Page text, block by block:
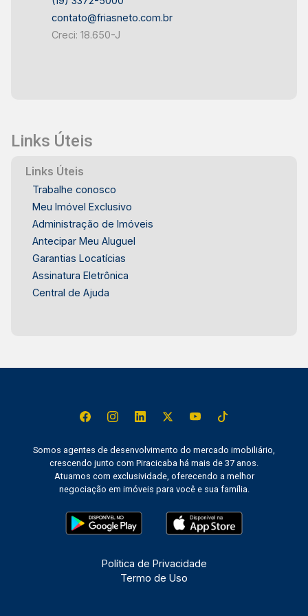
contato@friasneto.com.br
Creci: 18.650-J
Links Úteis
Links Úteis
Trabalhe conosco
Meu Imóvel Exclusivo
Administração de Imóveis
Antecipar Meu Aluguel
Garantias Locatícias
Assinatura Eletrônica
Central de Ajuda
Somos agentes de desenvolvimento do mercado imobiliário,
crescendo junto com Piracicaba há mais de 37 anos.
Atuamos com exclusividade, oferecendo a melhor
negociação em imóveis para você e sua família.
Política de Privacidade
Termo de Uso